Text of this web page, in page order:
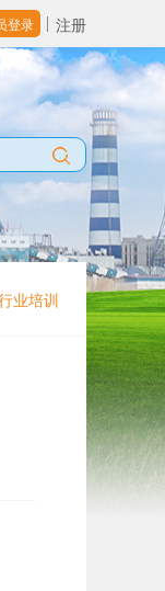
登录 注册
业培训